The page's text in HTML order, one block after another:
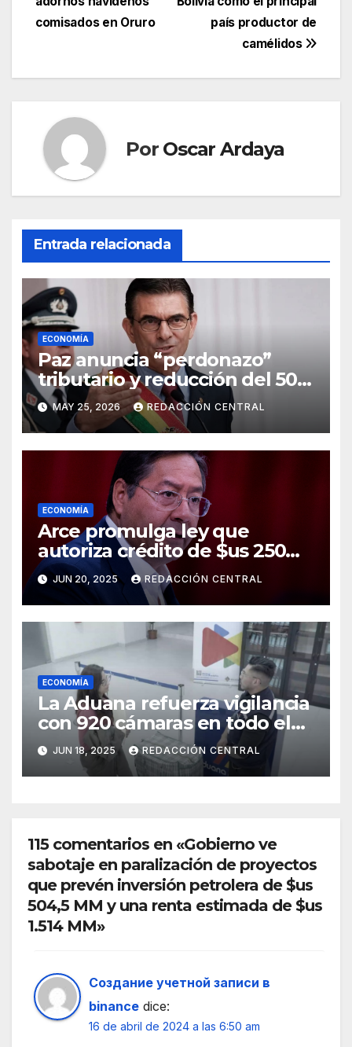
entradas
país productor de
camélidos
comisados en Oruro
Por Oscar Ardaya
Entrada relacionada
ECONOMÍA
Paz anuncia “perdonazo”
tributario y reducción del 50%
al salario del Presidente y
ministros
MAY 25, 2026 REDACCIÓN CENTRAL
ECONOMÍA
Arce promulga ley que
autoriza crédito de $us 250
millones del BID para
emergencias
JUN 20, 2025 REDACCIÓN CENTRAL
ECONOMÍA
La Aduana refuerza vigilancia
con 920 cámaras en todo el
país
JUN 18, 2025 REDACCIÓN CENTRAL
115 comentarios en «Gobierno ve
sabotaje en paralización de proyectos
que prevén inversión petrolera de $us
504,5 MM y una renta estimada de $us
1.514 MM»
Создание учетной записи в
binance dice:
16 de abril de 2024 a las 6:50 am